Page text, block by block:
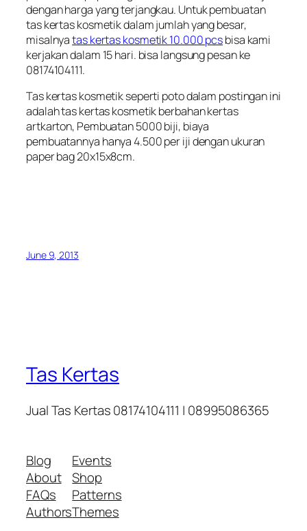
dengan harga yang terjangkau. Untuk pembuatan
tas kertas kosmetik dalam jumlah yang besar,
misalnyatas kertas kosmetik 10.000 pcsbisa kami
kerjakan dalam 15 hari. bisa langsung pesan ke
08174104111.
Tas kertas kosmetik seperti poto dalam postingan ini
adalah tas kertas kosmetik berbahan kertas
artkarton, Pembuatan 5000 biji, biaya
pembuatannya hanya 4.500 per iji dengan ukuran
paper bag 20x15x8cm.
June 9, 2013
Tas Kertas
Jual Tas Kertas 08174104111 | 08995086365
Blog
About
FAQs
Authors
Events
Shop
Patterns
Themes